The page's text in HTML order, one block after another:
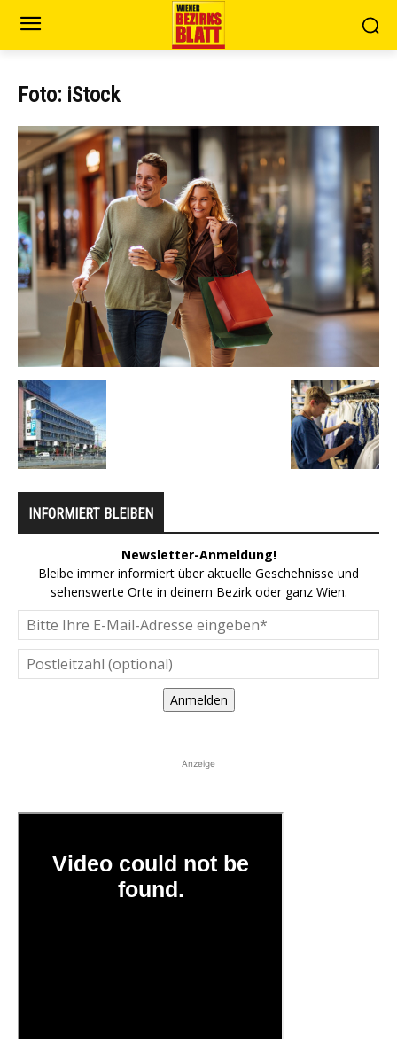
Foto: iStock
INFORMIERT BLEIBEN
Newsletter-Anmeldung!
Bleibe immer informiert über aktuelle Geschehnisse und
sehenswerte Orte in deinem Bezirk oder ganz Wien.
Anmelden
Anzeige